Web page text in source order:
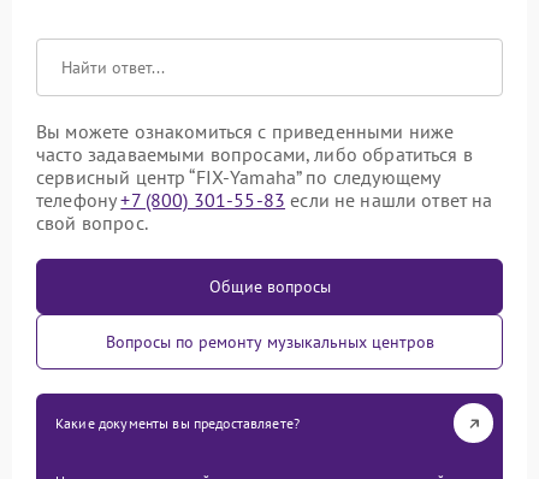
Вы можете ознакомиться с приведенными ниже
часто задаваемыми вопросами, либо обратиться в
сервисный центр “FIX-Yamaha” по следующему
телефону+7 (800) 301-55-83 если не нашли ответ на
свой вопрос.
Общие вопросы
Вопросы по ремонту музыкальных центров
Какие документы вы предоставляете?